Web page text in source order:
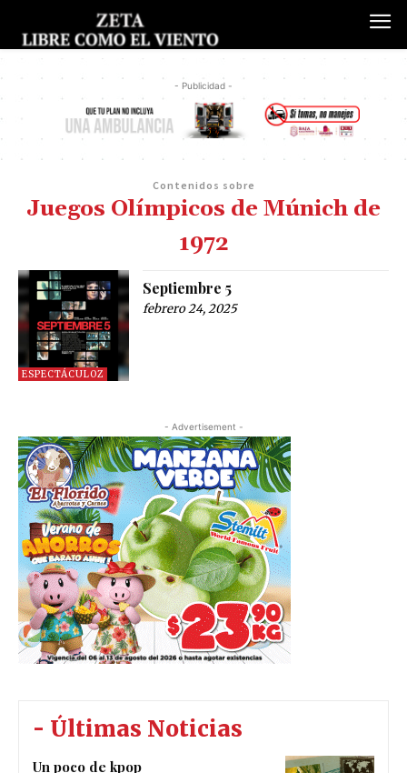
- Publicidad -
Contenidos sobre
Juegos Olímpicos de Múnich de
1972
ESPECTÁCULOZ
Septiembre 5
febrero 24, 2025
- Advertisement -
- Últimas Noticias
Un poco de kpop